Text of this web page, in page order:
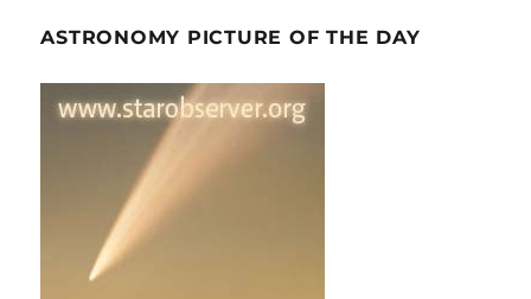
ASTRONOMY PICTURE OF THE DAY